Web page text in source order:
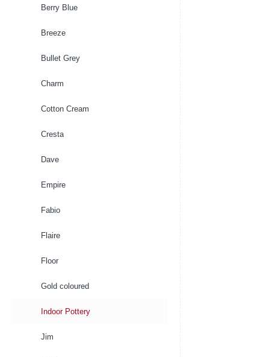
Berry Blue
Breeze
Bullet Grey
Charm
Cotton Cream
Cresta
Dave
Empire
Fabio
Flaire
Floor
Gold coloured
Indoor Pottery
Jim